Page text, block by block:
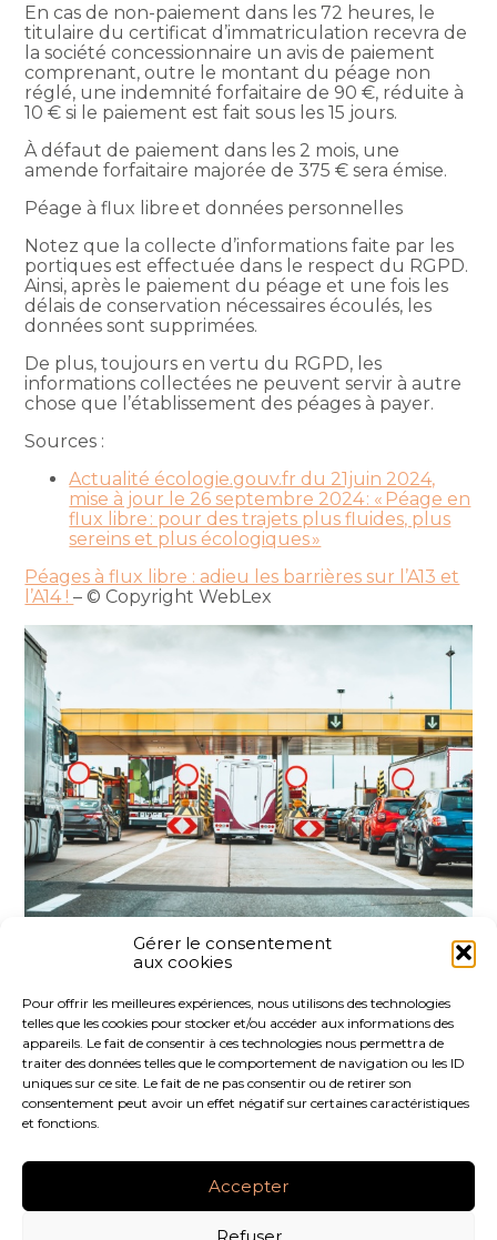
Gérer le consentement
aux cookies
Pour offrir les meilleures expériences, nous utilisons des technologies
telles que les cookies pour stocker et/ou accéder aux informations des
appareils. Le fait de consentir à ces technologies nous permettra de
traiter des données telles que le comportement de navigation ou les ID
uniques sur ce site. Le fait de ne pas consentir ou de retirer son
consentement peut avoir un effet négatif sur certaines caractéristiques
et fonctions.
Accepter
Refuser
En cas de non-paiement dans les 72 heures, le
titulaire du certificat d’immatriculation recevra de
la société concessionnaire un avis de paiement
comprenant, outre le montant du péage non
réglé, une indemnité forfaitaire de 90 €, réduite à
10 € si le paiement est fait sous les 15 jours.
À défaut de paiement dans les 2 mois, une
amende forfaitaire majorée de 375 € sera émise.
Péage à flux libre et données personnelles
Notez que la collecte d’informations faite par les
portiques est effectuée dans le respect du RGPD.
Ainsi, après le paiement du péage et une fois les
délais de conservation nécessaires écoulés, les
données sont supprimées.
De plus, toujours en vertu du RGPD, les
informations collectées ne peuvent servir à autre
chose que l’établissement des péages à payer.
Sources :
Actualité écologie.gouv.fr du 21juin 2024,
mise à jour le 26 septembre 2024 : « Péage en
flux libre : pour des trajets plus fluides, plus
sereins et plus écologiques »
Péages à flux libre : adieu les barrières sur l’A13 et
l’A14 !– © Copyright WebLex
FaceBook
TwitterLinkedIn
Footer
LE CABINET NOS SERVICES
NOS OUTILS
RECRUTEMENT